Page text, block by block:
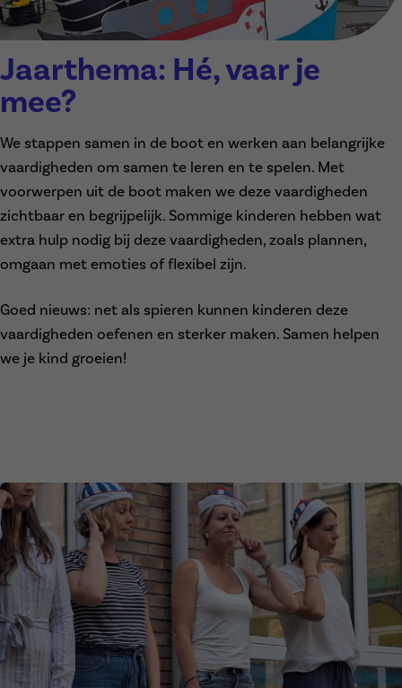
met OCMW
Jaarthema: Hé, vaar je
mee?
We stappen samen in de boot en werken aan belangrijke
vaardigheden om samen te leren en te spelen. Met
voorwerpen uit de boot maken we deze vaardigheden
zichtbaar en begrijpelijk. Sommige kinderen hebben wat
extra hulp nodig bij deze vaardigheden, zoals plannen,
omgaan met emoties of flexibel zijn.
Goed nieuws: net als spieren kunnen kinderen deze
vaardigheden oefenen en sterker maken. Samen helpen
we je kind groeien!